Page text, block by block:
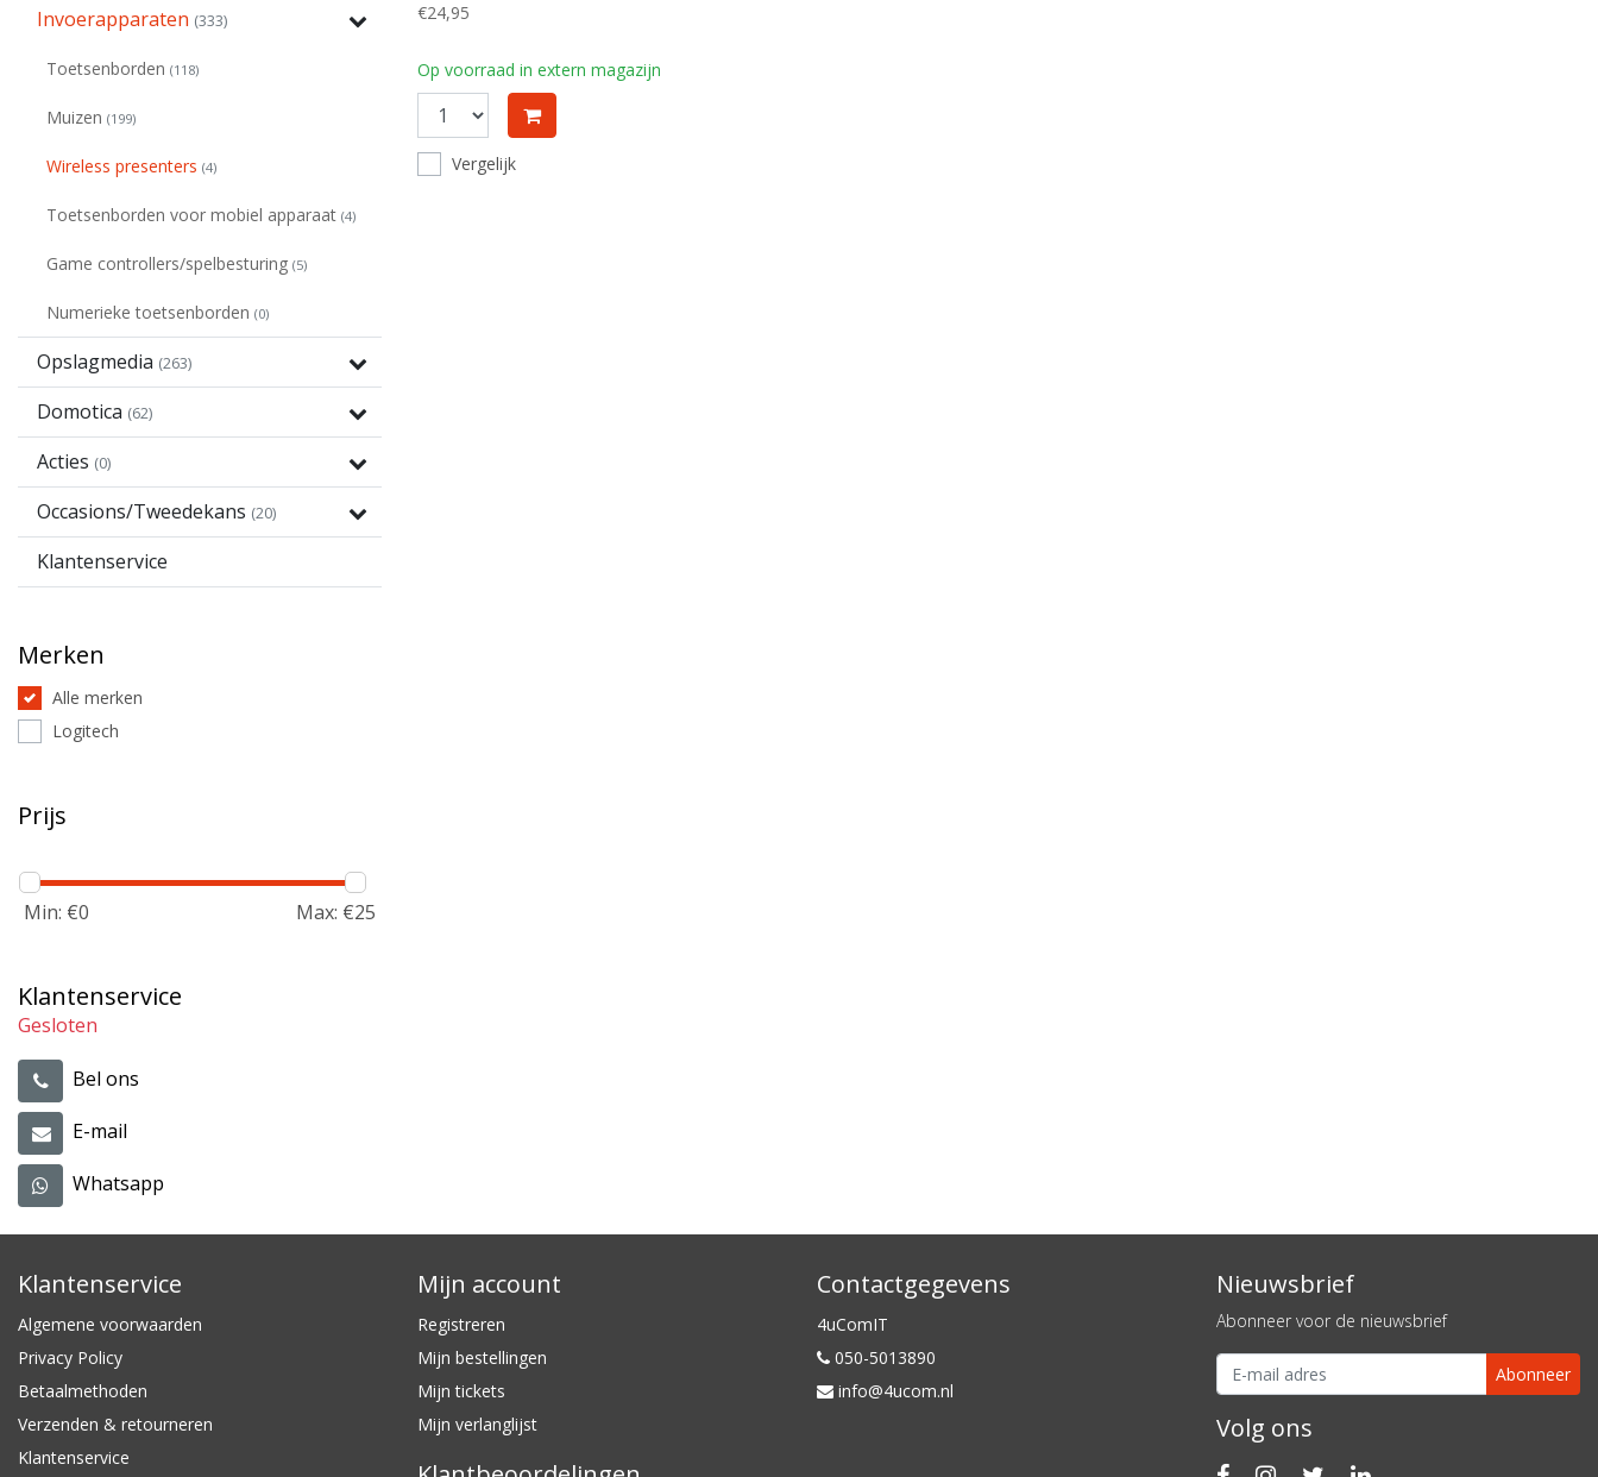
Invoerapparaten (333)
Toetsenborden (118)
Muizen (199)
Wireless presenters (4)
Toetsenborden voor mobiel apparaat (4)
Game controllers/spelbesturing (5)
Numerieke toetsenborden (0)
Opslagmedia (263)
Domotica (62)
Acties (0)
Occasions/Tweedekans (20)
Klantenservice
Merken
Alle merken
Logitech
Prijs
Min: €0 Max: €25
Klantenservice
Gesloten
Bel ons
E-mail
Whatsapp
€24,95
Op voorraad in extern magazijn
Vergelijk
Klantenservice
Algemene voorwaarden
Privacy Policy
Betaalmethoden
Verzenden & retourneren
Klantenservice
Mijn account
Registreren
Mijn bestellingen
Mijn tickets
Mijn verlanglijst
Contactgegevens
4uComIT
050-5013890
info@4ucom.nl
Nieuwsbrief
Abonneer voor de nieuwsbrief
Abonneer
Volg ons